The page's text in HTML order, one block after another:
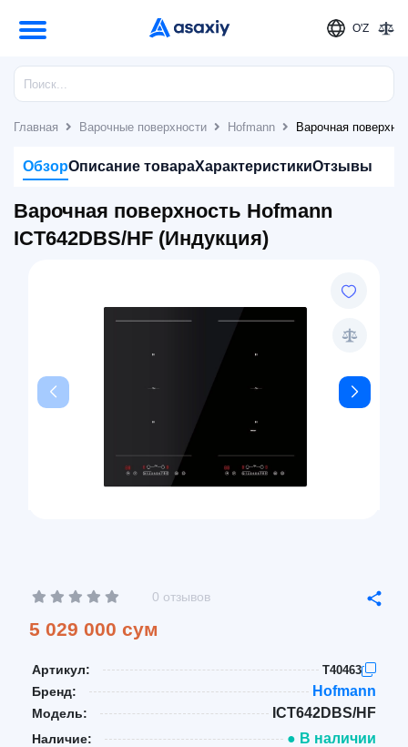
O'Z
Главная Варочные поверхности Hofmann Варочная
ОбзорОписание товараХарактеристикиОтзывы
Варочная поверхность Hofmann
ICT642DBS/HF (Индукция)
0 отзывов
5 029 000 сум
Артикул: T40463
Бренд: Hofmann
Модель: ICT642DBS/HF
Наличие: ● В наличии